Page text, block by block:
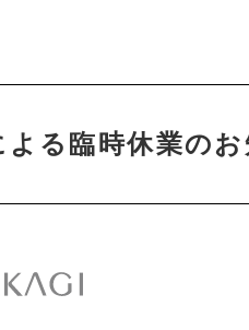
る臨時休業の